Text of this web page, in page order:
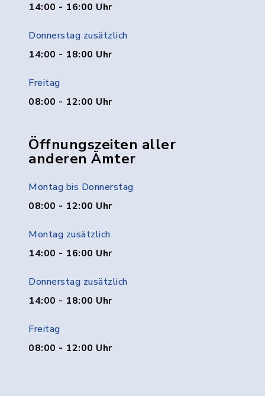
14:00 - 16:00 Uhr
Donnerstag zusätzlich
14:00 - 18:00 Uhr
Freitag
08:00 - 12:00 Uhr
Öffnungszeiten aller
anderen Ämter
Montag bis Donnerstag
08:00 - 12:00 Uhr
Montag zusätzlich
14:00 - 16:00 Uhr
Donnerstag zusätzlich
14:00 - 18:00 Uhr
Freitag
08:00 - 12:00 Uhr